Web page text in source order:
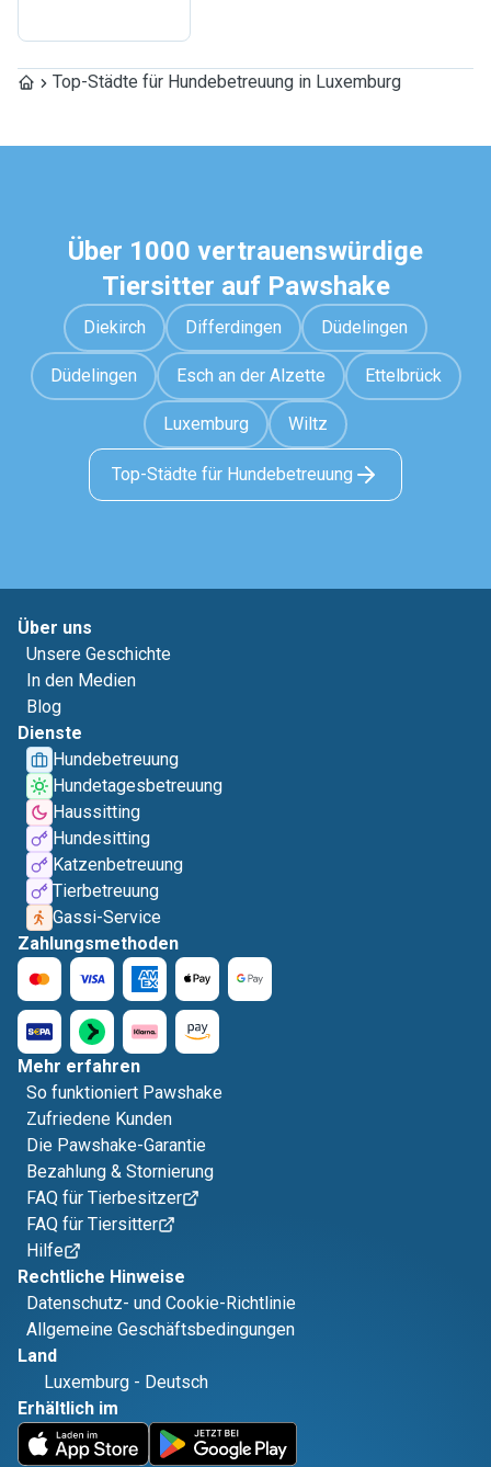
Top-Städte für Hundebetreuung in Luxemburg
Über 1000 vertrauenswürdige
Tiersitter auf Pawshake
Diekirch Differdingen Düdelingen
Düdelingen Esch an der Alzette Ettelbrück
Luxemburg Wiltz
Top-Städte für Hundebetreuung
Über uns
Unsere Geschichte
In den Medien
Blog
Dienste
Hundebetreuung
Hundetagesbetreuung
Haussitting
Hundesitting
Katzenbetreuung
Tierbetreuung
Gassi-Service
Zahlungsmethoden
Mehr erfahren
So funktioniert Pawshake
Zufriedene Kunden
Die Pawshake-Garantie
Bezahlung & Stornierung
FAQ für Tierbesitzer
FAQ für Tiersitter
Hilfe
Rechtliche Hinweise
Datenschutz- und Cookie-Richtlinie
Allgemeine Geschäftsbedingungen
Land
Luxemburg - Deutsch
Erhältlich im